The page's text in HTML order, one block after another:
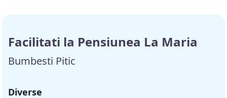
Facilitati la Pensiunea La Maria
Bumbesti Pitic
Diverse